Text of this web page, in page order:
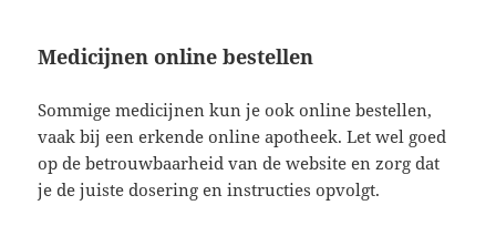
Medicijnen online bestellen
Sommige medicijnen kun je ook online bestellen,
vaak bij een erkende online apotheek. Let wel goed
op de betrouwbaarheid van de website en zorg dat
je de juiste dosering en instructies opvolgt.